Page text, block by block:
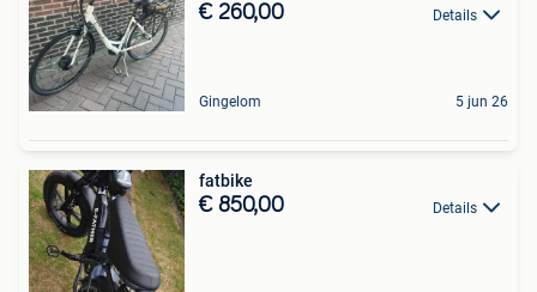
€ 260,00 Details
Gingelom 5 jun 26
fatbike
€ 850,00 Details